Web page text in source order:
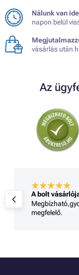
Nálunk van
napon belül
vásárlás után
Az
A bolt
megfelelő.